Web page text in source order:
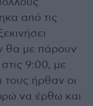
από τις
θα με πάρουν
9:00, με
τους ήρθαν οι
να έρθω και